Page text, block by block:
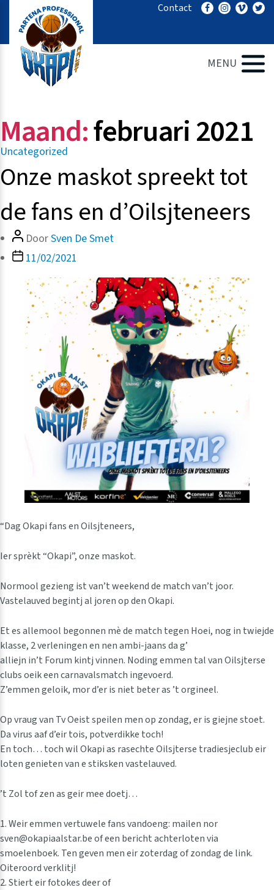
inhoud
Contact
MENU
Maand:februari 2021
Categorieën
Uncategorized
Onze maskot spreekt tot
de fans en d’Oilsjteneers
Bericht
auteur
DoorSven De Smet
Berichtdatum
11/02/2021
“Dag Okapi fans en Oilsjteneers,
Ier sprèkt “Okapi”, onze maskot.
Normool gezieng ist van’t weekend de match van’t joor.
Vastelauved begintj al joren op den Okapi.
Et es allemool begonnen mè de match tegen Hoei, nog in twiejde
klasse, 2 verleningen en nen ambi-jaans da g’
alliejn in’t Forum kintj vinnen. Noding emmen tal van Oilsjterse
clubs oeik een carnavalsmatch ingevoerd.
Z’emmen geloik, mor d’er is niet beter as ’t orgineel.
Op vraug van Tv Oeist speilen men op zondag, er is giejne stoet.
Da virus aaf d’eir tois, potverdikke toch!
En toch… toch wil Okapi as rasechte Oilsjterse tradiesjeclub eir
loten genieten van e stiksken vastelauved.
’t Zol tof zen as geir mee doetj…
1. Weir emmen vertuwele fans vandoeng: mailen nor
sven@okapiaalstar.be of een bericht achterloten via
smoelenboek. Ten geven men eir zoterdag of zondag de link.
Oiteroord verklitj!
2. Stiert eir fotokes deer of